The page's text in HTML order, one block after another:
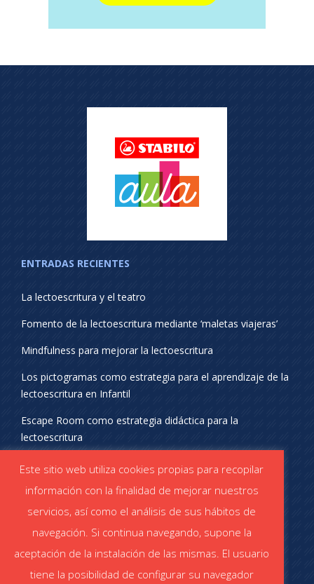
ENTRADAS RECIENTES
La lectoescritura y el teatro
Fomento de la lectoescritura mediante ‘maletas viajeras’
Mindfulness para mejorar la lectoescritura
Los pictogramas como estrategia para el aprendizaje de la
lectoescritura en Infantil
Escape Room como estrategia didáctica para la
lectoescritura
¡SÍGUENOS EN REDES SOCIALES!
Este sitio web utiliza cookies propias para recopilar
información con la finalidad de mejorar nuestros
servicios, así como el análisis de sus hábitos de
navegación. Si continua navegando, supone la
aceptación de la instalación de las mismas. El usuario
tiene la posibilidad de configurar su navegador